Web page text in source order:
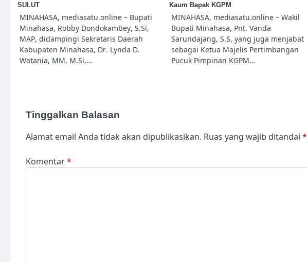
SULUT
MINAHASA, mediasatu.online – Bupati
Minahasa, Robby Dondokambey, S.Si,
MAP, didampingi Sekretaris Daerah
Kabupaten Minahasa, Dr. Lynda D.
Watania, MM, M.Si,…
Kaum Bapak KGPM
MINAHASA, mediasatu.online – Wakil
Bupati Minahasa, Pnt. Vanda
Sarundajang, S.S, yang juga menjabat
sebagai Ketua Majelis Pertimbangan
Pucuk Pimpinan KGPM…
Tinggalkan Balasan
Alamat email Anda tidak akan dipublikasikan. Ruas yang wajib ditandai *
Komentar*